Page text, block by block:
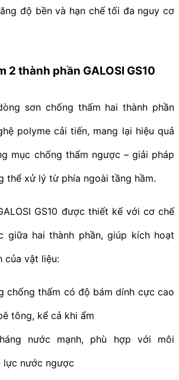
độ bền và hạn chế tối đa nguy cơ
2 thành phần GALOSI GS10
sơn chống thấm hai thành phần
polyme cải tiến, mang lại hiệu quả
mục chống thấm ngược – giải pháp
thể xử lý từ phía ngoài tầng hầm.
GS10 được thiết kế với cơ chế
giữa hai thành phần, giúp kích hoạt
của vật liệu:
chống thấm có độ bám dính cực cao
tông, kể cả khi ẩm
nước mạnh, phù hợp với môi
nước ngược